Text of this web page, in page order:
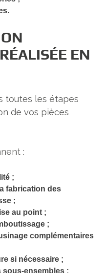
EN
toutes les étapes
de vos pièces
:
;
fabrication des
;
au point ;
;
complémentaires
si nécessaire ;
sous-ensembles ;